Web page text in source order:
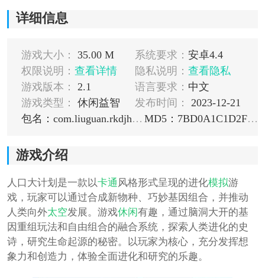
详细信息
游戏大小： 35.00 M 系统要求： 安卓4.4
权限说明： 查看详情 隐私说明： 查看隐私
游戏版本：
2.1 语言要求： 中文
游戏类型：
休闲益智 发布时间：
2023-12-21
包名：com.liuguan.rkdjh.nearme.gamecenter
MD5：7BD0A1C1D2F680D870459E011E27C783
游戏介绍
人口大计划是一款以卡通 风格形式呈现的进化模拟游
戏，玩家可以通过合成新物种、巧妙基因组合，并推动
人类向外太空发展。游戏休闲有趣，通过脑洞大开的基
因重组玩法和自由组合的融合系统，探索人类进化的史
诗，研究生命起源的秘密。以玩家为核心，充分发挥想
象力和创造力，体验全面进化和研究的乐趣。